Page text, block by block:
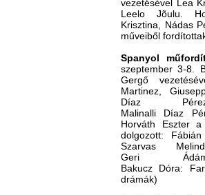
vezetésével Lea
Leelo Jõulu.
Krisztina, Nádas
műveiből
Spanyol
szeptember 3-8.
Gergő
Martinez,
Díaz
Malinalli Díaz
Horváth Eszter a
dolgozott:
Szarvas
Geri
Bakucz Dóra:
drámák)